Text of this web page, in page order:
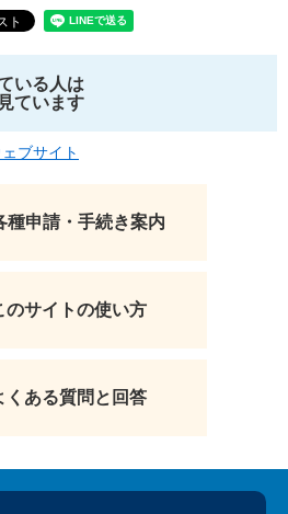
いる人は
ています
ブサイト
種申請・手続き案内
のサイトの使い方
くある質問と回答